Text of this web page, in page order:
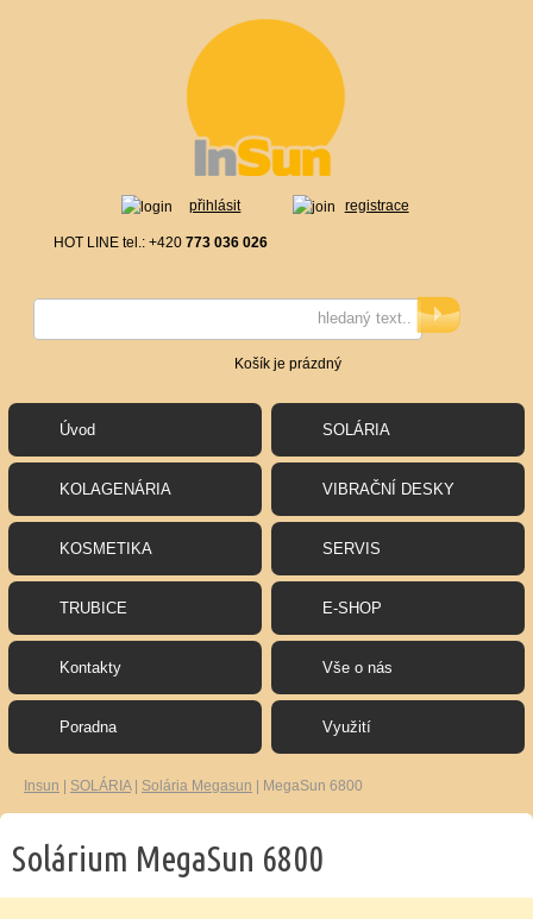
registrace
přihlásit
HOT LINE tel.: +420 773 036 026
Košík je prázdný
Úvod SOLÁRIA
KOLAGENÁRIA VIBRAČNÍ DESKY
KOSMETIKA SERVIS
TRUBICE E-SHOP
Kontakty Vše o nás
Poradna Využití
Insun | SOLÁRIA| Solária Megasun | MegaSun 6800
Solárium MegaSun 6800